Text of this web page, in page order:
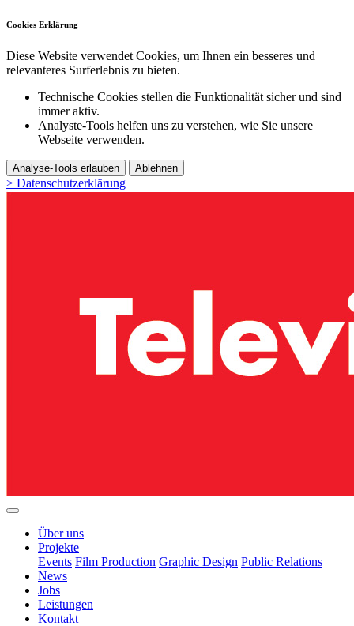
Cookies Erklärung
Diese Website verwendet Cookies, um Ihnen ein besseres und
relevanteres Surferlebnis zu bieten.
Technische Cookies stellen die Funktionalität sicher und sind
immer aktiv.
Analyste-Tools helfen uns zu verstehen, wie Sie unsere
Webseite verwenden.
Analyse-Tools erlauben Ablehnen
> Datenschutzerklärung
Über uns
Projekte
Events Film Production Graphic Design Public Relations
News
Jobs
Leistungen
Kontakt